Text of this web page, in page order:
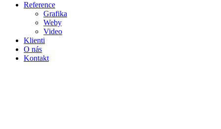
Reference
Grafika
Weby
Video
Klienti
O nás
Kontakt